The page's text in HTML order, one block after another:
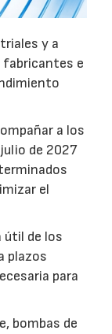
y a
fabricantes e
a los
de 2027
el
útil de los
plazos
para
bombas de